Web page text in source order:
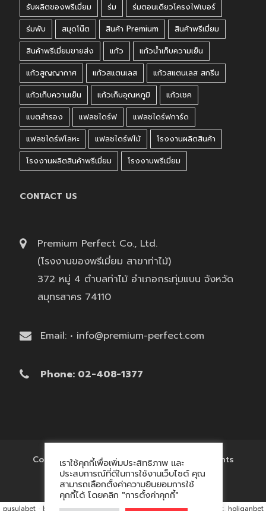
รับผลิตของพรีเมี่ยม
ร่ม
ร่มตอนเดียวโครงไฟเบอร์
ร่มพับ
สมุดโน๊ต สินค้า Premium
สินค้าพรีเมี่ยม
สินค้าพรีเมี่ยมขายส่ง
แก้ว
แก้วน้ำเก็บความเย็น
แก้วสูญญากาศ
แก้วสแตนเลส
แก้วสแตนเลส สกรีน
แก้วเก็บความเย็น
แก้วเก็บอุณหภูมิ
แก้วเชค
แบตสำรอง
แฟลชไดร์ฟ
แฟลชไดร์ฟการ์ด
แฟลชไดร์ฟโลหะ
แฟลชไดร์ฟไม้
โรงงานผลิตสินค้า
โรงงานผลิตสินค้าพรีเมี่ยม
โรงงานพรีเมี่ยม
CONTACT US
Premium Perfect Co., Ltd.
(โรงงานของพรีเมี่ยม สาขาท่าไม้)
372 หมู่ 4 ตำบลท่าไม้ อำเภอกระทุ่มแบน จังหวัด
สมุทรสาคร 74110
Email: • info@premium-perfect.com
Phone: 02-408-1377
Copyright © 2017 'โรงงานของพรีเมี่ยม' All Rights
Reserved.
เราใช้คุกกี้เพื่อเพิ่มประสิทธิภาพ และ
ประสบการณ์ที่ดีในการใช้งานเว็บไซต์ คุณ
สามารถเลือกตั้งค่าความยินยอมการใช้
คุกกี้ได้ โดยคลิก "การตั้งค่าคุกกี้"
pusulabet · betyap · avrupabet · matbet, matbet giriş · holiganbet, holiganbet